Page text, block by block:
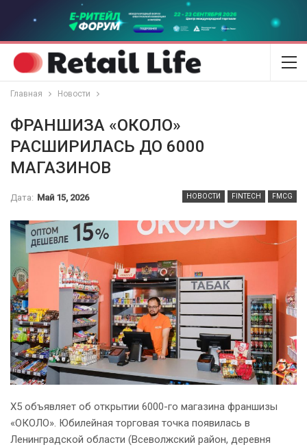
Главная Новости
ФРАНШИЗА «ОКОЛО»
РАСШИРИЛАСЬ ДО 6000
МАГАЗИНОВ
НОВОСТИ FINTECH FMCG
Дата: Май 15, 2026
Х5 объявляет об открытии 6000-го магазина франшизы
«ОКОЛО». Юбилейная торговая точка появилась в
Ленинградской области (Всеволжский район, деревня